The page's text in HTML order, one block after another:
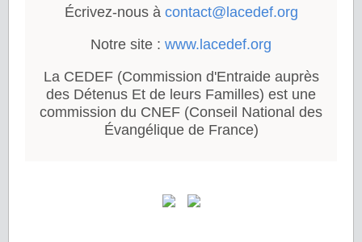
Écrivez-nous à contact@lacedef.org
Notre site : www.lacedef.org
La CEDEF (Commission d'Entraide auprès
des Détenus Et de leurs Familles) est une
commission du CNEF (Conseil National des
Évangélique de France)